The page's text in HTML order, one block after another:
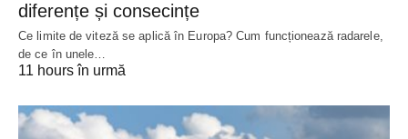
diferențe și consecințe
Ce limite de viteză se aplică în Europa? Cum funcționează radarele,
de ce în unele…
11 hours în urmă